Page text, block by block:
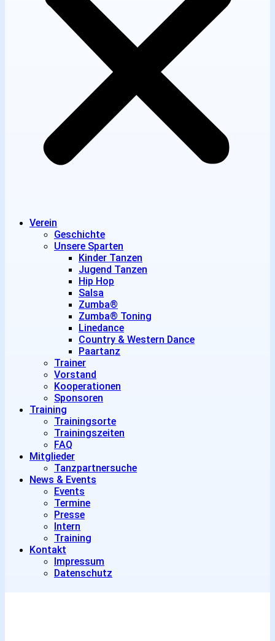
Verein
Geschichte
Unsere Sparten
Kinder Tanzen
Jugend Tanzen
Hip Hop
Salsa
Zumba®
Zumba® Toning
Linedance
Country & Western Dance
Paartanz
Trainer
Vorstand
Kooperationen
Sponsoren
Training
Trainingsorte
Trainingszeiten
FAQ
Mitglieder
Tanzpartnersuche
News & Events
Events
Termine
Presse
Intern
Training
Kontakt
Impressum
Datenschutz